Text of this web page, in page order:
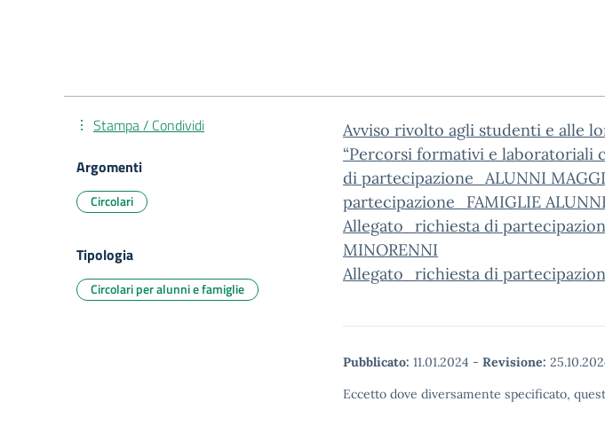
Avviso rivolto agli studenti e alle
“Percorsi formativi e laboratoriali
di partecipazione_ALUNNI
partecipazione_FAMIGLIE
Allegato_richiesta di
MINORENNI
Allegato_richiesta di
Pubblicato: 11.01.2024 - Revisione:
Eccetto dove diversamente specificato,
Stampa / Condividi
Argomenti
Circolari
Tipologia
Circolari per alunni e famiglie